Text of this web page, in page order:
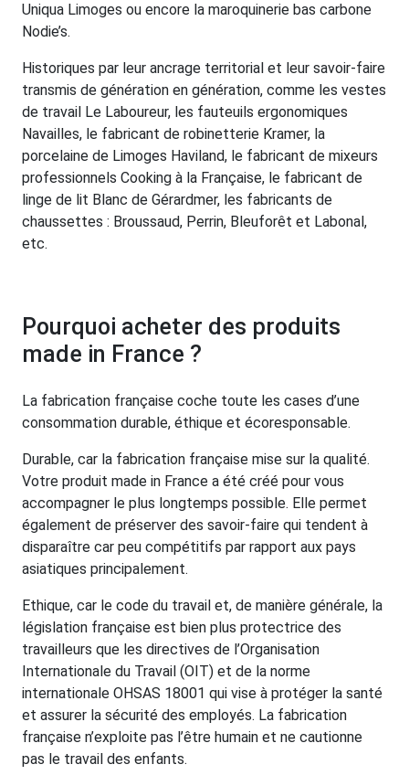
Uniqua Limoges ou encore la maroquinerie bas carbone
Nodie’s.
Historiques par leur ancrage territorial et leur savoir-faire
transmis de génération en génération, comme les vestes
de travail Le Laboureur, les fauteuils ergonomiques
Navailles, le fabricant de robinetterie Kramer, la
porcelaine de Limoges Haviland, le fabricant de mixeurs
professionnels Cooking à la Française, le fabricant de
linge de lit Blanc de Gérardmer, les fabricants de
chaussettes : Broussaud, Perrin, Bleuforêt et Labonal,
etc.
Pourquoi acheter des produits
made in France ?
La fabrication française coche toute les cases d’une
consommation durable, éthique et écoresponsable.
Durable, car la fabrication française mise sur la qualité.
Votre produit made in France a été créé pour vous
accompagner le plus longtemps possible. Elle permet
également de préserver des savoir-faire qui tendent à
disparaître car peu compétitifs par rapport aux pays
asiatiques principalement.
Ethique, car le code du travail et, de manière générale, la
législation française est bien plus protectrice des
travailleurs que les directives de l’Organisation
Internationale du Travail (OIT) et de la norme
internationale OHSAS 18001 qui vise à protéger la santé
et assurer la sécurité des employés. La fabrication
française n’exploite pas l’être humain et ne cautionne
pas le travail des enfants.